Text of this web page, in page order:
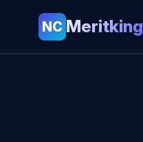
NC Meritking